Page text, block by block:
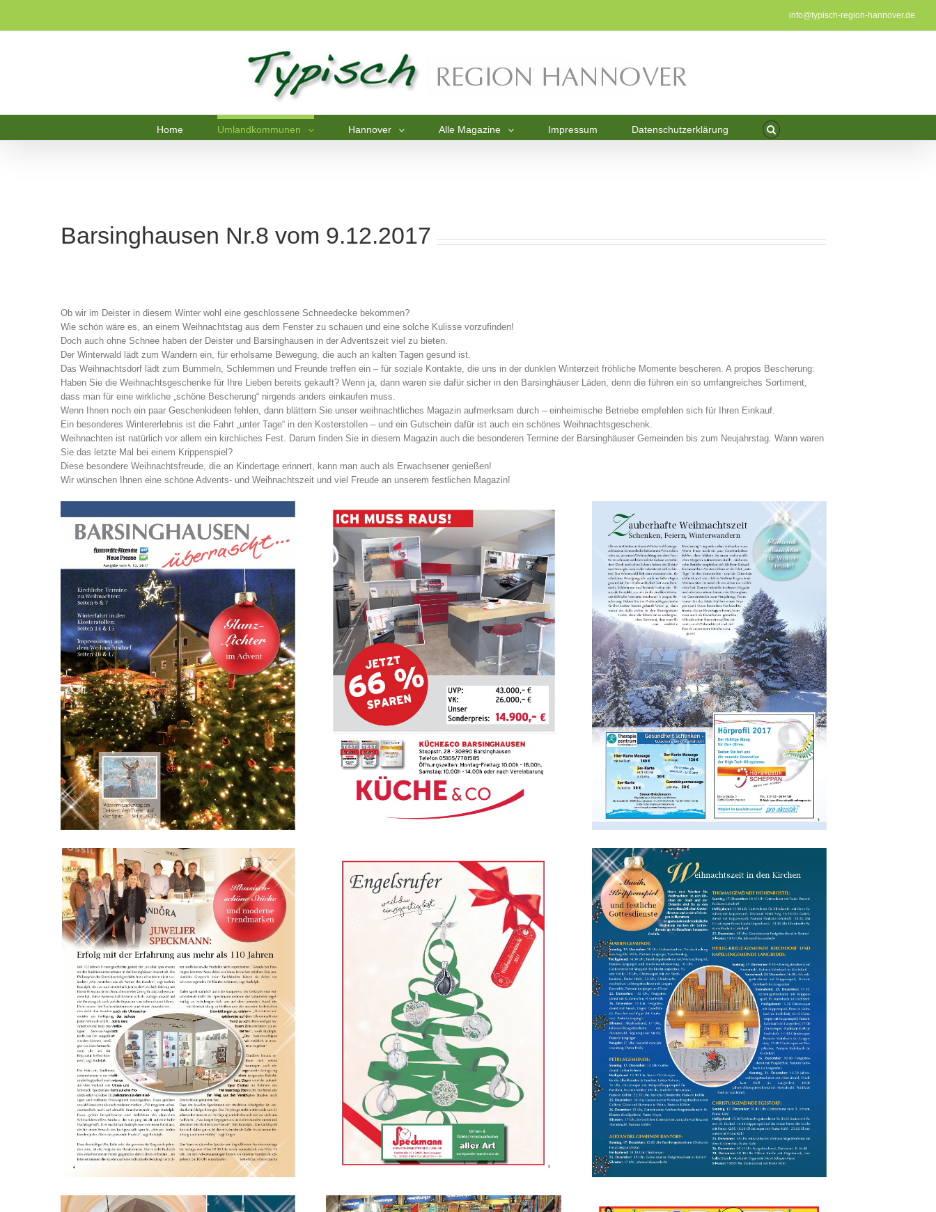
info@typisch-region-hannover.de
Home Umlandkommunen Hannover Alle Magazine Impressum Datenschutzerklärung
Barsinghausen Nr.8 vom 9.12.2017
Ob wir im Deister in diesem Winter wohl eine geschlossene Schneedecke bekommen?
Wie schön wäre es, an einem Weihnachtstag aus dem Fenster zu schauen und eine solche Kulisse vorzufinden!
Doch auch ohne Schnee haben der Deister und Barsinghausen in der Adventszeit viel zu bieten.
Der Winterwald lädt zum Wandern ein, für erholsame Bewegung, die auch an kalten Tagen gesund ist.
Das Weihnachtsdorf lädt zum Bummeln, Schlemmen und Freunde treffen ein – für soziale Kontakte, die uns in der dunklen Winterzeit fröhliche Momente bescheren. A propos Bescherung:
Haben Sie die Weihnachtsgeschenke für Ihre Lieben bereits gekauft? Wenn ja, dann waren sie dafür sicher in den Barsinghäuser Läden, denn die führen ein so umfangreiches Sortiment,
dass man für eine wirkliche „schöne Bescherung“ nirgends anders einkaufen muss.
Wenn Ihnen noch ein paar Geschenkideen fehlen, dann blättern Sie unser weihnachtliches Magazin aufmerksam durch – einheimische Betriebe empfehlen sich für Ihren Einkauf.
Ein besonderes Wintererlebnis ist die Fahrt „unter Tage“ in den Kosterstollen – und ein Gutschein dafür ist auch ein schönes Weihnachtsgeschenk.
Weihnachten ist natürlich vor allem ein kirchliches Fest. Darum finden Sie in diesem Magazin auch die besonderen Termine der Barsinghäuser Gemeinden bis zum Neujahrstag. Wann waren
Sie das letzte Mal bei einem Krippenspiel?
Diese besondere Weihnachtsfreude, die an Kindertage erinnert, kann man auch als Erwachsener genießen!
Wir wünschen Ihnen eine schöne Advents- und Weihnachtszeit und viel Freude an unserem festlichen Magazin!